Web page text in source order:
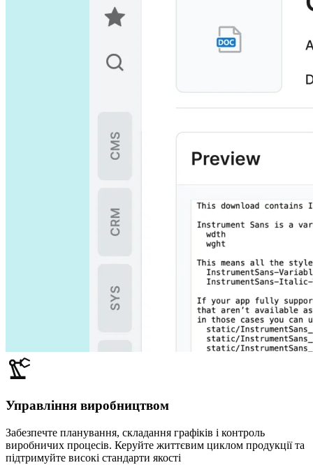
Управління виробництвом
Забезпечте планування, складання графіків і контроль
виробничих процесів. Керуйте життєвим циклом продукції та
підтримуйте високі стандарти якості